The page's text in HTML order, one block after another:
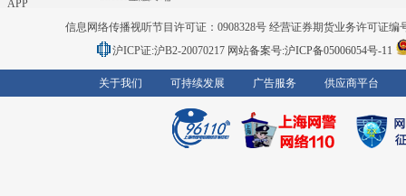
APP
信息网络传播视听节目许可证：0908328号 经营证券期货业务许可证编
沪ICP证:沪B2-20070217 网站备案号:沪ICP备05006054号-11
关于我们 可持续发展 广告服务 供应商平台